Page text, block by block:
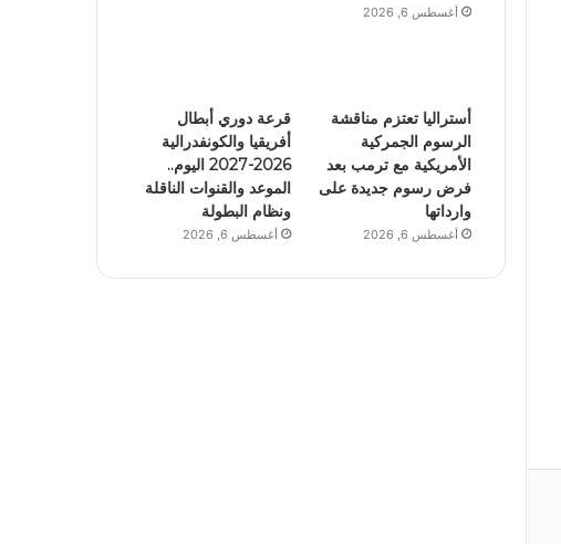
أغسطس 6, 2026
أستراليا تعتزم مناقشة
الرسوم الجمركية
الأمريكية مع ترمب بعد
فرض رسوم جديدة على
وارداتها
أغسطس 6, 2026
قرعة دوري أبطال
أفريقيا والكونفدرالية
2026-2027 اليوم..
الموعد والقنوات الناقلة
ونظام البطولة
أغسطس 6, 2026